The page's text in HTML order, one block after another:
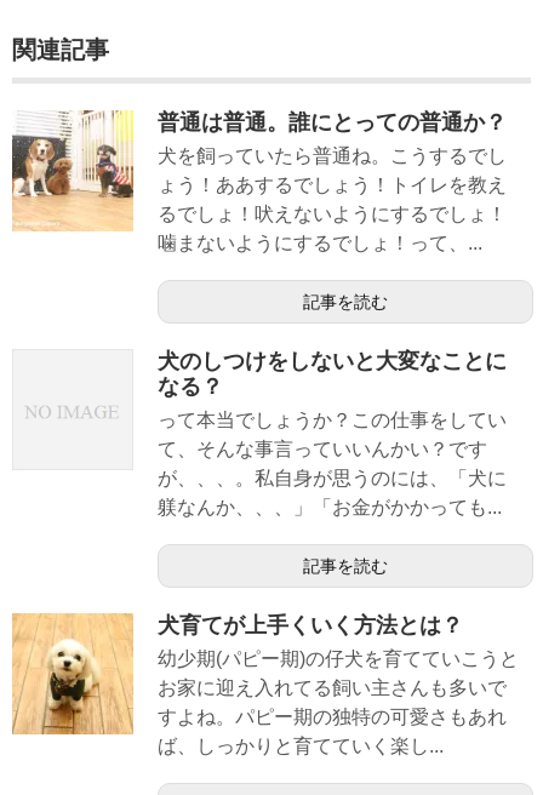
関連記事
普通は普通。誰にとっての普通か？
犬を飼っていたら普通ね。こうするでし
ょう！ああするでしょう！トイレを教え
るでしょ！吠えないようにするでしょ！
噛まないようにするでしょ！って、...
記事を読む
犬のしつけをしないと大変なことに
なる？
って本当でしょうか？この仕事をしてい
て、そんな事言っていいんかい？です
が、、、。私自身が思うのには、「犬に
躾なんか、、、」「お金がかかっても...
記事を読む
犬育てが上手くいく方法とは？
幼少期(パピー期)の仔犬を育てていこうと
お家に迎え入れてる飼い主さんも多いで
すよね。パピー期の独特の可愛さもあれ
ば、しっかりと育てていく楽し...